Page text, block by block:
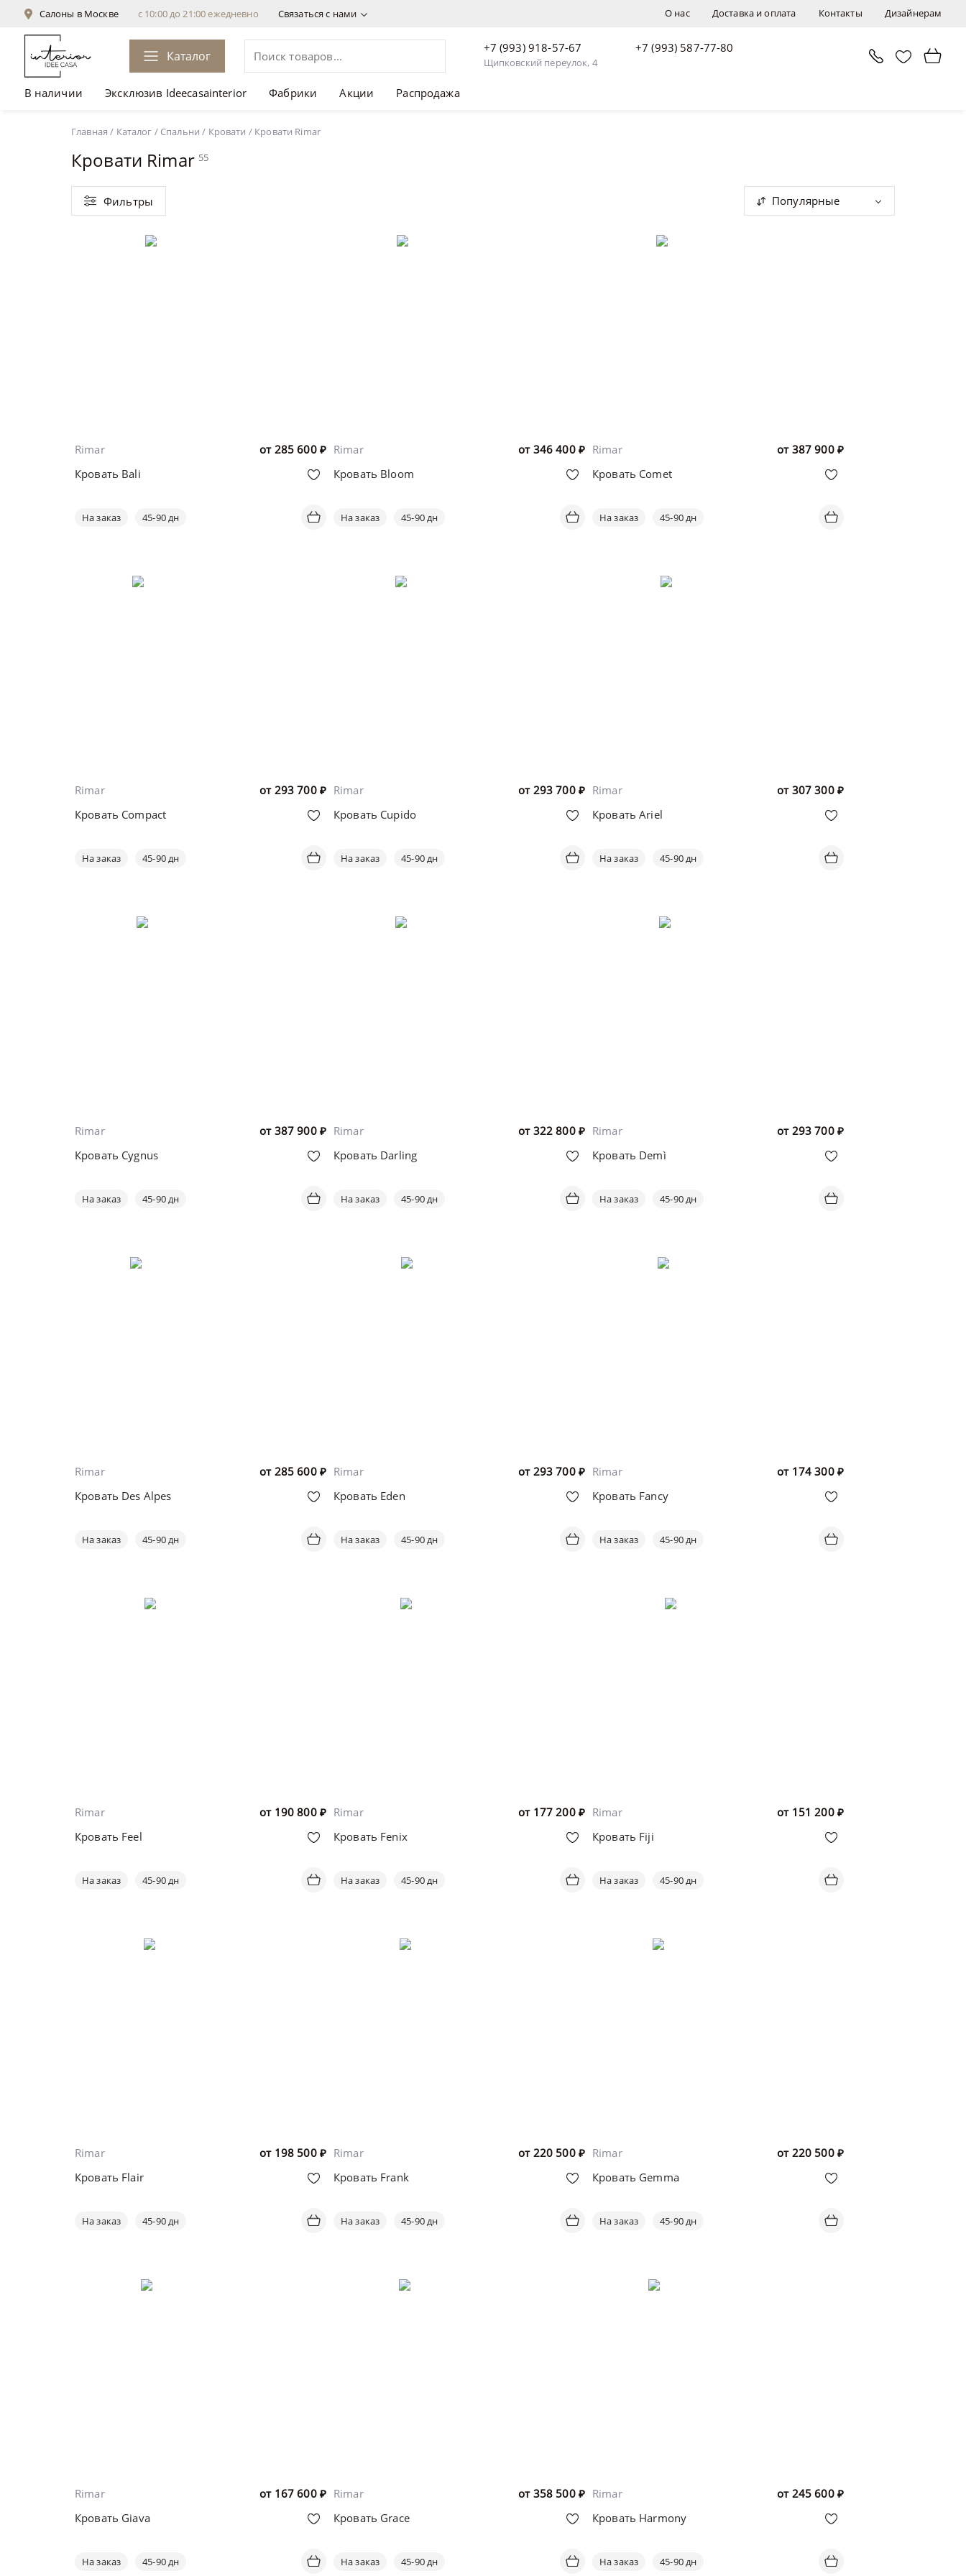
О нас Доставка и оплата Контакты Дизайнерам
Салоны в Москве с 10:00 до 21:00 ежедневно Связаться с нами
Каталог
+7 (993) 918-57-67
Щипковский переулок, 4
+7 (993) 587-77-80
В наличии Эксклюзив Ideecasainterior Фабрики Акции Распродажа
Главная / Каталог / Спальни / Кровати / Кровати Rimar
Кровати Rimar 55
Фильтры Популярные
от 285 600 ₽
Rimar
Кровать Bali
На заказ 45-90 дн
от 346 400 ₽
Rimar
Кровать Bloom
На заказ 45-90 дн
от 387 900 ₽
Rimar
Кровать Comet
На заказ 45-90 дн
от 293 700 ₽
Rimar
Кровать Compact
На заказ 45-90 дн
от 293 700 ₽
Rimar
Кровать Cupido
На заказ 45-90 дн
от 307 300 ₽
Rimar
Кровать Ariel
На заказ 45-90 дн
от 387 900 ₽
Rimar
Кровать Cygnus
На заказ 45-90 дн
от 322 800 ₽
Rimar
Кровать Darling
На заказ 45-90 дн
от 293 700 ₽
Rimar
Кровать Demì
На заказ 45-90 дн
от 285 600 ₽
Rimar
Кровать Des Alpes
На заказ 45-90 дн
от 293 700 ₽
Rimar
Кровать Eden
На заказ 45-90 дн
от 174 300 ₽
Rimar
Кровать Fancy
На заказ 45-90 дн
от 190 800 ₽
Rimar
Кровать Feel
На заказ 45-90 дн
от 177 200 ₽
Rimar
Кровать Fenix
На заказ 45-90 дн
от 151 200 ₽
Rimar
Кровать Fiji
На заказ 45-90 дн
от 198 500 ₽
Rimar
Кровать Flair
На заказ 45-90 дн
от 220 500 ₽
Rimar
Кровать Frank
На заказ 45-90 дн
от 220 500 ₽
Rimar
Кровать Gemma
На заказ 45-90 дн
от 167 600 ₽
Rimar
Кровать Giava
На заказ 45-90 дн
от 358 500 ₽
Rimar
Кровать Grace
На заказ 45-90 дн
от 245 600 ₽
Rimar
Кровать Harmony
На заказ 45-90 дн